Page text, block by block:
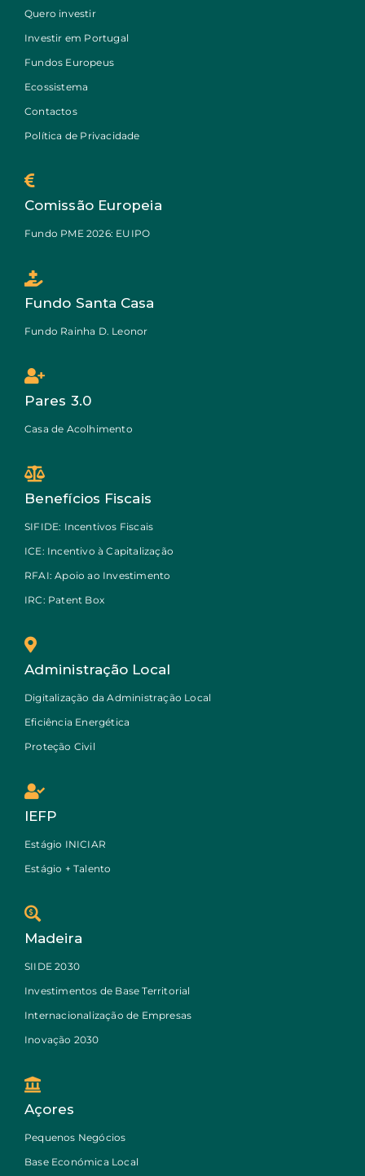
Quero investir
Investir em Portugal
Fundos Europeus
Ecossistema
Contactos
Política de Privacidade
Comissão Europeia
Fundo PME 2026: EUIPO
Fundo Santa Casa
Fundo Rainha D. Leonor
Pares 3.0
Casa de Acolhimento
Benefícios Fiscais
SIFIDE: Incentivos Fiscais
ICE: Incentivo à Capitalização
RFAI: Apoio ao Investimento
IRC: Patent Box
Administração Local
Digitalização da Administração Local
Eficiência Energética
Proteção Civil
IEFP
Estágio INICIAR
Estágio + Talento
Madeira
SIIDE 2030
Investimentos de Base Territorial
Internacionalização de Empresas
Inovação 2030
Açores
Pequenos Negócios
Base Económica Local